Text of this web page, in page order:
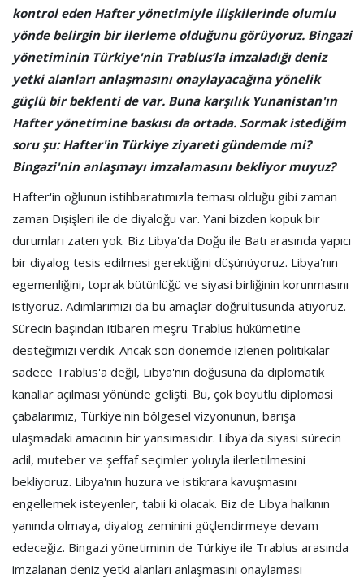
kontrol eden Hafter yönetimiyle ilişkilerinde olumlu
yönde belirgin bir ilerleme olduğunu görüyoruz. Bingazi
yönetiminin Türkiye'nin Trablus’la imzaladığı deniz
yetki alanları anlaşmasını onaylayacağına yönelik
güçlü bir beklenti de var. Buna karşılık Yunanistan'ın
Hafter yönetimine baskısı da ortada. Sormak istediğim
soru şu: Hafter'in Türkiye ziyareti gündemde mi?
Bingazi'nin anlaşmayı imzalamasını bekliyor muyuz?
Hafter'in oğlunun istihbaratımızla teması olduğu gibi zaman
zaman Dışişleri ile de diyaloğu var. Yani bizden kopuk bir
durumları zaten yok. Biz Libya'da Doğu ile Batı arasında yapıcı
bir diyalog tesis edilmesi gerektiğini düşünüyoruz. Libya'nın
egemenliğini, toprak bütünlüğü ve siyasi birliğinin korunmasını
istiyoruz. Adımlarımızı da bu amaçlar doğrultusunda atıyoruz.
Sürecin başından itibaren meşru Trablus hükümetine
desteğimizi verdik. Ancak son dönemde izlenen politikalar
sadece Trablus'a değil, Libya'nın doğusuna da diplomatik
kanallar açılması yönünde gelişti. Bu, çok boyutlu diplomasi
çabalarımız, Türkiye'nin bölgesel vizyonunun, barışa
ulaşmadaki amacının bir yansımasıdır. Libya'da siyasi sürecin
adil, muteber ve şeffaf seçimler yoluyla ilerletilmesini
bekliyoruz. Libya'nın huzura ve istikrara kavuşmasını
engellemek isteyenler, tabii ki olacak. Biz de Libya halkının
yanında olmaya, diyalog zeminini güçlendirmeye devam
edeceğiz. Bingazi yönetiminin de Türkiye ile Trablus arasında
imzalanan deniz yetki alanları anlaşmasını onaylaması